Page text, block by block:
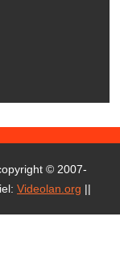
© 2007-
Videolan.org ||